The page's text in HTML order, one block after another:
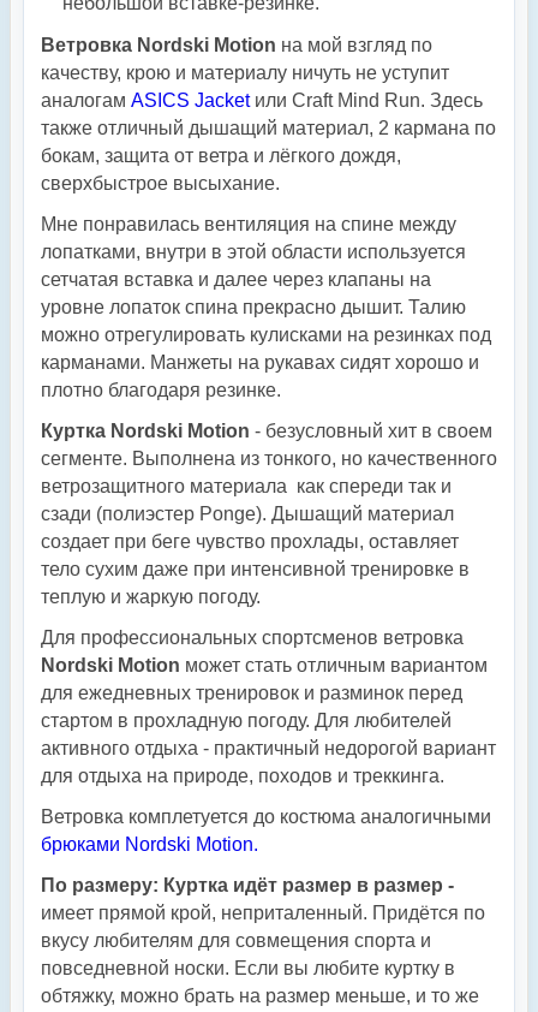
Ветровка Nordski Motion на мой взгляд по
качеству, крою и материалу ничуть не уступит
аналогам ASICS Jacketили Craft Mind Run. Здесь
также отличный дышащий материал, 2 кармана по
бокам, защита от ветра и лёгкого дождя,
сверхбыстрое высыхание.
Мне понравилась вентиляция на спине между
лопатками, внутри в этой области используется
сетчатая вставка и далее через клапаны на
уровне лопаток спина прекрасно дышит. Талию
можно отрегулировать кулисками на резинках под
карманами. Манжеты на рукавах сидят хорошо и
плотно благодаря резинке.
Куртка Nordski Motion - безусловный хит в своем
сегменте. Выполнена из тонкого, но качественного
ветрозащитного материала как спереди так и
сзади (полиэстер Ponge). Дышащий материал
создает при беге чувство прохлады, оставляет
тело сухим даже при интенсивной тренировке в
теплую и жаркую погоду.
Для профессиональных спортсменов ветровка
Nordski Motion может стать отличным вариантом
для ежедневных тренировок и разминок перед
стартом в прохладную погоду. Для любителей
активного отдыха - практичный недорогой вариант
для отдыха на природе, походов и треккинга.
Ветровка комплетуется до костюма аналогичными
брюками Nordski Motion.
По размеру: Куртка идёт размер в размер -
имеет прямой крой, неприталенный. Придётся по
вкусу любителям для совмещения спорта и
повседневной носки. Если вы любите куртку в
обтяжку, можно брать на размер меньше, и то же